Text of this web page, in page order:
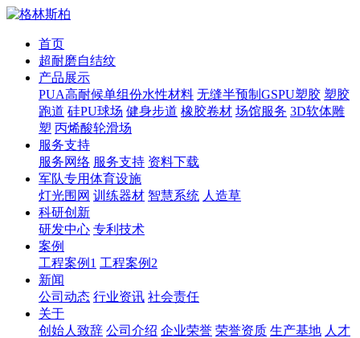
首页
超耐磨自结纹
产品展示
PUA高耐候单组份水性材料 无缝半预制GSPU塑胶 塑胶
跑道 硅PU球场 健身步道 橡胶卷材 场馆服务 3D软体雕
塑 丙烯酸轮滑场
服务支持
服务网络 服务支持 资料下载
军队专用体育设施
灯光围网 训练器材 智慧系统 人造草
科研创新
研发中心 专利技术
案例
工程案例1 工程案例2
新闻
公司动态 行业资讯 社会责任
关于
创始人致辞 公司介绍 企业荣誉 荣誉资质 生产基地 人才